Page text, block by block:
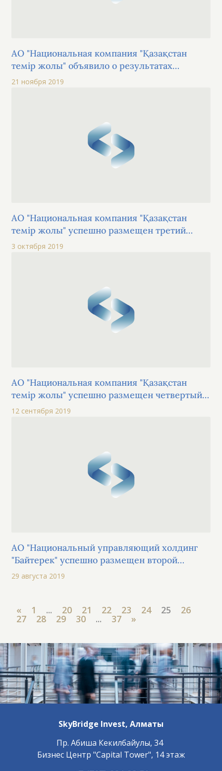
АО "Национальная компания "Қазақстан
темір жолы" объявило о результатах
собрания держателей международных
21 ноября 2019
АО "Национальная компания "Қазақстан
темір жолы" успешно размещен третий
выпуск в рамках второй облигационной
3 октября 2019
АО "Национальная компания "Қазақстан
темір жолы" успешно размещен четвертый
выпуск в рамках второй облигационной
12 сентября 2019
АО "Национальный управляющий холдинг
"Байтерек" успешно размещен второй
выпуск облигаций в рамках пятой
29 августа 2019
« 1 ... 20 21 22 23 24 25 26
27 28 29 30 ... 37 »
SkyBridge Invest, Алматы
Пр. ​Абиша Кекилбайулы, 34
Бизнес Центр "Capital Tower", 14 этаж